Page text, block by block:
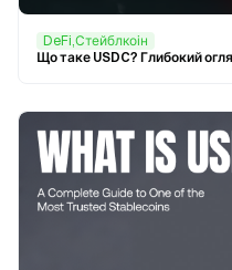
DeFi,Стейблкоін